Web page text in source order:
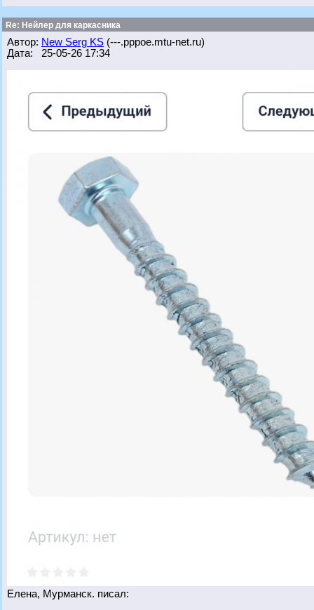
Re: Нейлер для каркасника
Автор: New Serg KS (---.pppoe.mtu-net.ru)
Дата: 25-05-26 17:34
Елена, Мурманск. писал: